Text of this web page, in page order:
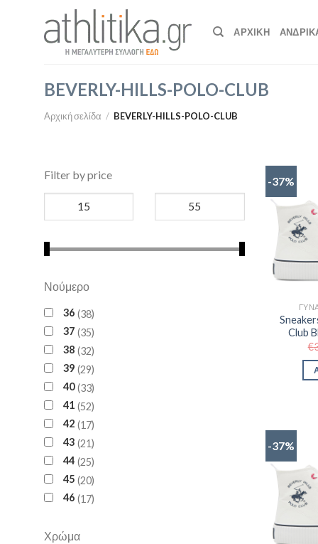
ΑΡΧΙΚΉ
BEVERLY-HILLS-POLO-CLUB
Αρχική σελίδα / BEVERLY-HILLS-POLO-CLUB
Filter by price
Νούμερο
36 38
37 35
38 32
39 29
40 33
41 52
42 17
43 21
44 25
45 20
46 17
Χρώμα
-37%
Club
€
-37%